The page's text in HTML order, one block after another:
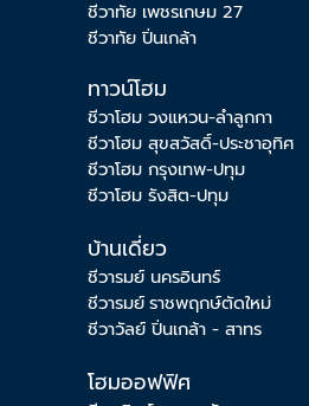
ชีวาทัย เพชรเกษม 27
ชีวาทัย ปิ่นเกล้า
ทาวน์โฮม
ชีวาโฮม วงแหวน-ลำลูกกา
ชีวาโฮม สุขสวัสดิ์-ประชาอุทิศ
ชีวาโฮม กรุงเทพ-ปทุม
ชีวาโฮม รังสิต-ปทุม
บ้านเดี่ยว
ชีวารมย์ นครอินทร์
ชีวารมย์ราชพฤกษ์ตัดใหม่
ชีวาวัลย์ ปิ่นเกล้า - สาทร
โฮมออฟฟิศ